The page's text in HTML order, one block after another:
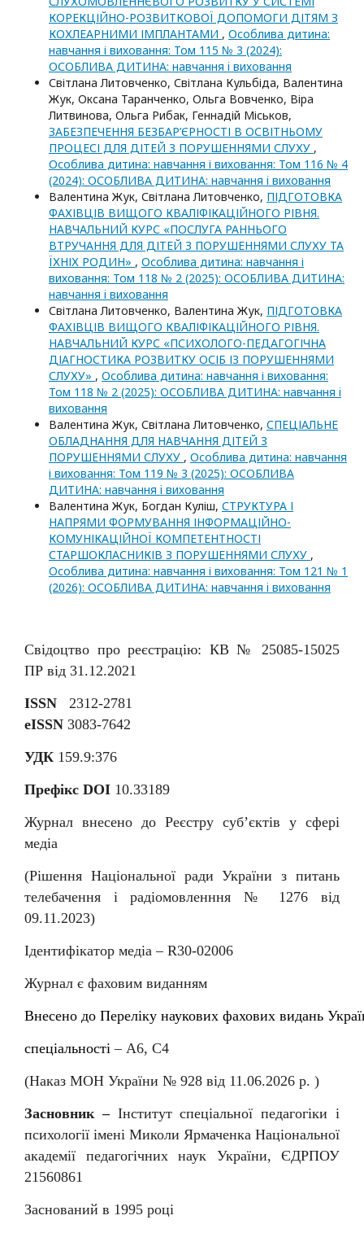
КОРЕКЦІЙНО-РОЗВИТКОВОЇ ДОПОМОГИ ДІТЯМ З
КОХЛЕАРНИМИ ІМПЛАНТАМИ , Особлива дитина:
навчання і виховання: Том 115 № 3 (2024):
ОСОБЛИВА ДИТИНА: навчання i виховання
Світлана Литовченко, Світлана Кульбіда, Валентина
Жук, Оксана Таранченко, Ольга Вовченко, Віра
Литвинова, Ольга Рибак, Геннадій Міськов,
ЗАБЕЗПЕЧЕННЯ БЕЗБАР’ЄРНОСТІ В ОСВІТНЬОМУ
ПРОЦЕСІ ДЛЯ ДІТЕЙ З ПОРУШЕННЯМИ СЛУХУ ,
Особлива дитина: навчання і виховання: Том 116 № 4
(2024): ОСОБЛИВА ДИТИНА: навчання i виховання
Валентина Жук, Світлана Литовченко, ПІДГОТОВКА
ФАХІВЦІВ ВИЩОГО КВАЛІФІКАЦІЙНОГО РІВНЯ.
НАВЧАЛЬНИЙ КУРС «ПОСЛУГА РАННЬОГО
ВТРУЧАННЯ ДЛЯ ДІТЕЙ З ПОРУШЕННЯМИ СЛУХУ ТА
ЇХНІХ РОДИН» , Особлива дитина: навчання і
виховання: Том 118 № 2 (2025): ОСОБЛИВА ДИТИНА:
навчання i виховання
Світлана Литовченко, Валентина Жук, ПІДГОТОВКА
ФАХІВЦІВ ВИЩОГО КВАЛІФІКАЦІЙНОГО РІВНЯ.
НАВЧАЛЬНИЙ КУРС «ПСИХОЛОГО-ПЕДАГОГІЧНА
ДІАГНОСТИКА РОЗВИТКУ ОСІБ ІЗ ПОРУШЕННЯМИ
СЛУХУ» , Особлива дитина: навчання і виховання:
Том 118 № 2 (2025): ОСОБЛИВА ДИТИНА: навчання i
виховання
Валентина Жук, Світлана Литовченко, СПЕЦІАЛЬНЕ
ОБЛАДНАННЯ ДЛЯ НАВЧАННЯ ДІТЕЙ З
ПОРУШЕННЯМИ СЛУХУ , Особлива дитина: навчання
і виховання: Том 119 № 3 (2025): ОСОБЛИВА
ДИТИНА: навчання i виховання
Валентина Жук, Богдан Куліш, СТРУКТУРА І
НАПРЯМИ ФОРМУВАННЯ ІНФОРМАЦІЙНО-
КОМУНІКАЦІЙНОЇ КОМПЕТЕНТНОСТІ
СТАРШОКЛАСНИКІВ З ПОРУШЕННЯМИ СЛУХУ ,
Особлива дитина: навчання і виховання: Том 121 № 1
(2026): ОСОБЛИВА ДИТИНА: навчання i виховання
Свідоцтво про реєстрацію: КВ № 25085-15025
ПР від 31.12.2021
ISSN 2312-2781
eISSN 3083-7642
УДК 159.9:376
Префікс DOI 10.33189
Журнал внесено до Реєстру суб’єктів у сфері
медіа
(Рішення Національної ради України з питань
телебачення і радіомовленння № 1276 від
09.11.2023)
Ідентифікатор медіа – R30-02006
Журнал є фаховим виданням
Внесено до Перелiку наукових фахових видань
спеціальності–А6, С4
(Наказ МОН України № 928 від 11.06.2026 р. )
Засновник – Інститут спеціальної педагогіки і
психології імені Миколи Ярмаченка Національної
академії педагогічних наук України, ЄДРПОУ
21560861
Заснований в 1995 році